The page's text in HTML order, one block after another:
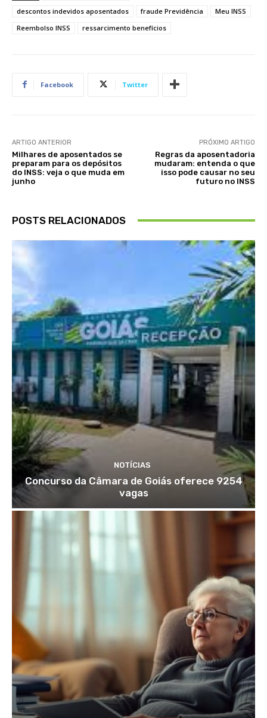
descontos indevidos aposentados fraude Previdência
Meu INSS
Reembolso INSS
ressarcimento benefícios
Facebook Twitter
ARTIGO ANTERIOR
Milhares de aposentados se
preparam para os depósitos
do INSS: veja o que muda em
junho
PRÓXIMO ARTIGO
Regras da aposentadoria
mudaram: entenda o que
isso pode causar no seu
futuro no INSS
POSTS RELACIONADOS
NOTÍCIAS
Concurso da Câmara de Goiás oferece 9254
vagas